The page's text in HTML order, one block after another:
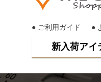
ご利用ガイド
新入荷アイ